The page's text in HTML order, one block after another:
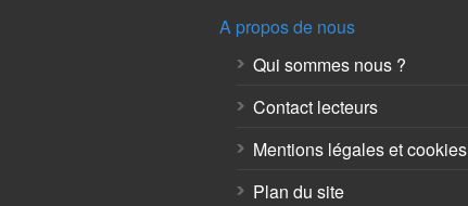
A propos de nous
Qui sommes nous ?
Contact lecteurs
Mentions légales et cookies
Plan du site